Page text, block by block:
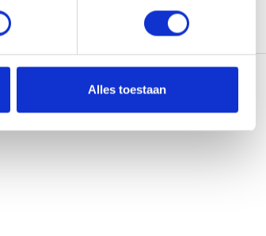
Alles toestaan